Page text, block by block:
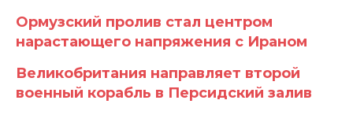
Ормузский пролив стал центром
нарастающего напряжения с Ираном
Великобритания направляет второй
военный корабль в Персидский залив